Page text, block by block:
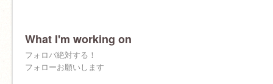
What I'm working on
フォロバ絶対する！
フォローお願いします